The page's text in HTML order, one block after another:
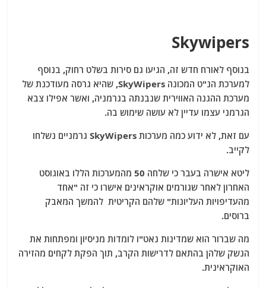
Skywipers
בנוסף לאורח חדש זה, הגיעו גם סירות בשלט רחוק, בנוסף
למערכת הנ"ט המכונה SkyWipers, שהיא גרסה מעודכנת של
מערכת ההגנה האווירית שנבנתה בגרמניה, ואשר אפילו צבא
הגרמני עצמו עדיין לא עושה שימוש בה.
עם זאת, לא ידוע כמה מערכות SkyWipers גרמניים נשלחו
לקייב.
ליטא אישרה בעבר כי שלחה 50 מהמערכות הללו באוגוסט
האחרון לאחר שגורמים אוקראינים אישרו כי זה "אחד
מהעדיפויות העליונות" שלהם הקריטית להמשך המאבק
ברוסים.
מה שברור הוא שמדינות נאט"ו לומדות מניסיון ומפתחות את
הנשק שלהן בהתאם לדרישות הקרב, תוך הפקת לקחים מהזירה
האוקראינית.